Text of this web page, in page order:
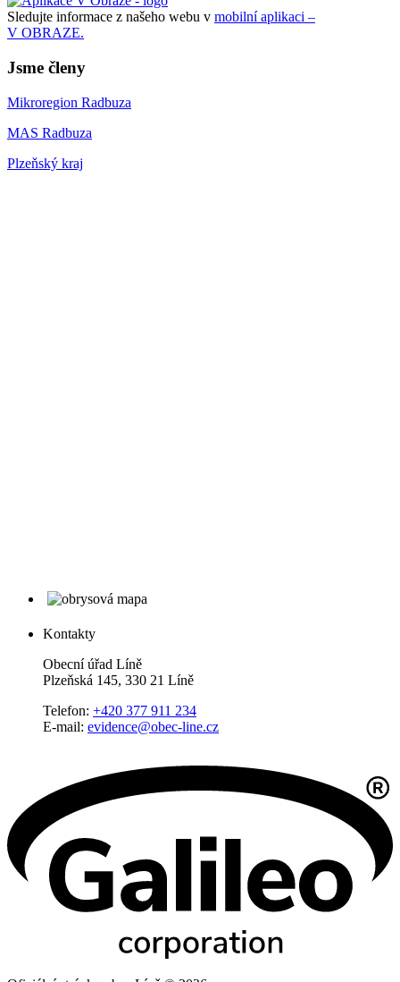
Sledujte informace z našeho webu v mobilní aplikaci –
V OBRAZE.
Jsme členy
Mikroregion Radbuza
MAS Radbuza
Plzeňský kraj
Kontakty
Obecní úřad Líně
Plzeňská 145, 330 21 Líně
Telefon: +420 377 911 234
E-mail: evidence@obec-line.cz